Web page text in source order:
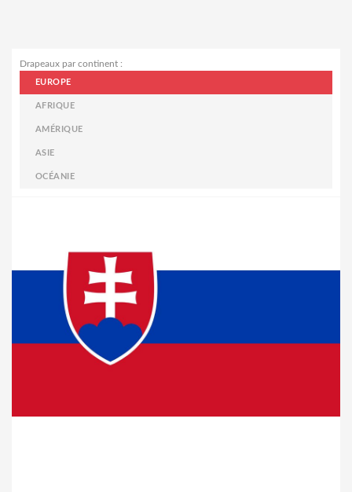
Drapeaux par continent :
EUROPE
AFRIQUE
AMÉRIQUE
ASIE
OCÉANIE